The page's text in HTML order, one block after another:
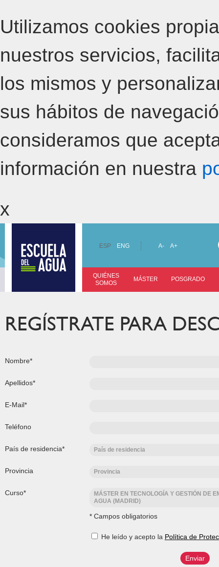
Utilizamos cookies
nuestros servicios,
los mismos y
sus hábitos de
consideramos que
información en nuestra
x
ESP ENG A- A+
QUIÉNES
SOMOS
MÁSTER POSGRADO
REGÍSTRATE PARA
Nombre*
Apellidos*
E-Mail*
Teléfono
País de residencia* País de residencia
Provincia Provincia
Curso*
MÁSTER EN TECNOLOGÍA Y GESTIÓN DE
AGUA (MADRID)
* Campos obligatorios
He leído y acepto la Política de